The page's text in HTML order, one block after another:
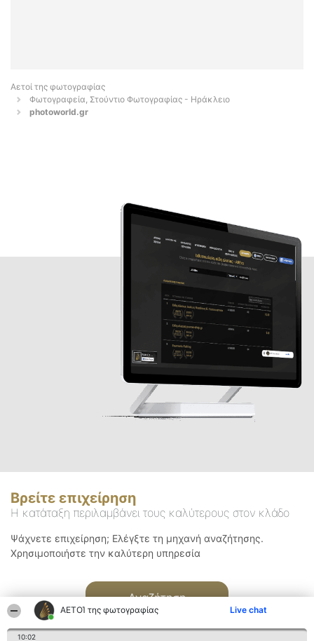
ΑΕΤΟΊ της φωτογραφίας Live chat
10:02
Αετοί της φωτογραφίας
Φωτογραφεία, Στούντιο Φωτογραφίας - Ηράκλειο
photoworld.gr
Βρείτε επιχείρηση
Η κατάταξη περιλαμβάνει τους καλύτερους στον κλάδο
Ψάχνετε επιχείρηση; Ελέγξτε τη μηχανή αναζήτησης.
Χρησιμοποιήστε την καλύτερη υπηρεσία
Αναζήτηση